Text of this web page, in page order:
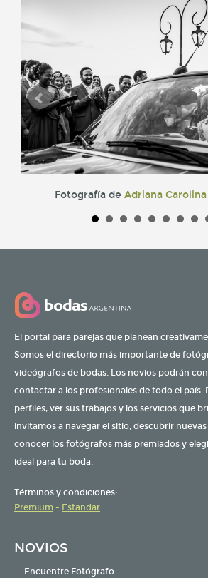
Fotografía de Adriana
El portal para parejas que planean
Somos el directorio más importante de
videógrafos de bodas. Los novios podrán
contactar a los profesionales de todo el país.
perfiles, ver sus trabajos y los servicios que
invitamos a navegar el sitio, descubrir
conocer los fotógrafos más premiados y
ideal para tu boda.
Términos y condiciones:
Premium - Estandar
NOVIOS
· Encuentre Fotógrafo